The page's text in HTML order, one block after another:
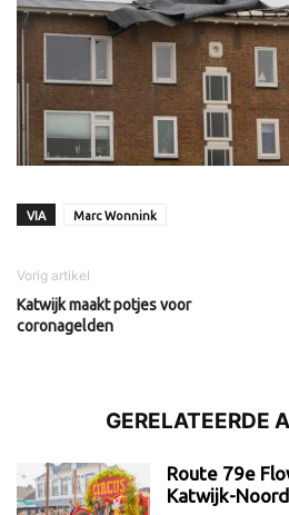
VIA Marc Wonnink
Vorig artikel
Katwijk maakt potjes voor
coronagelden
GERELATEERDE
Route 79e
Katwijk-